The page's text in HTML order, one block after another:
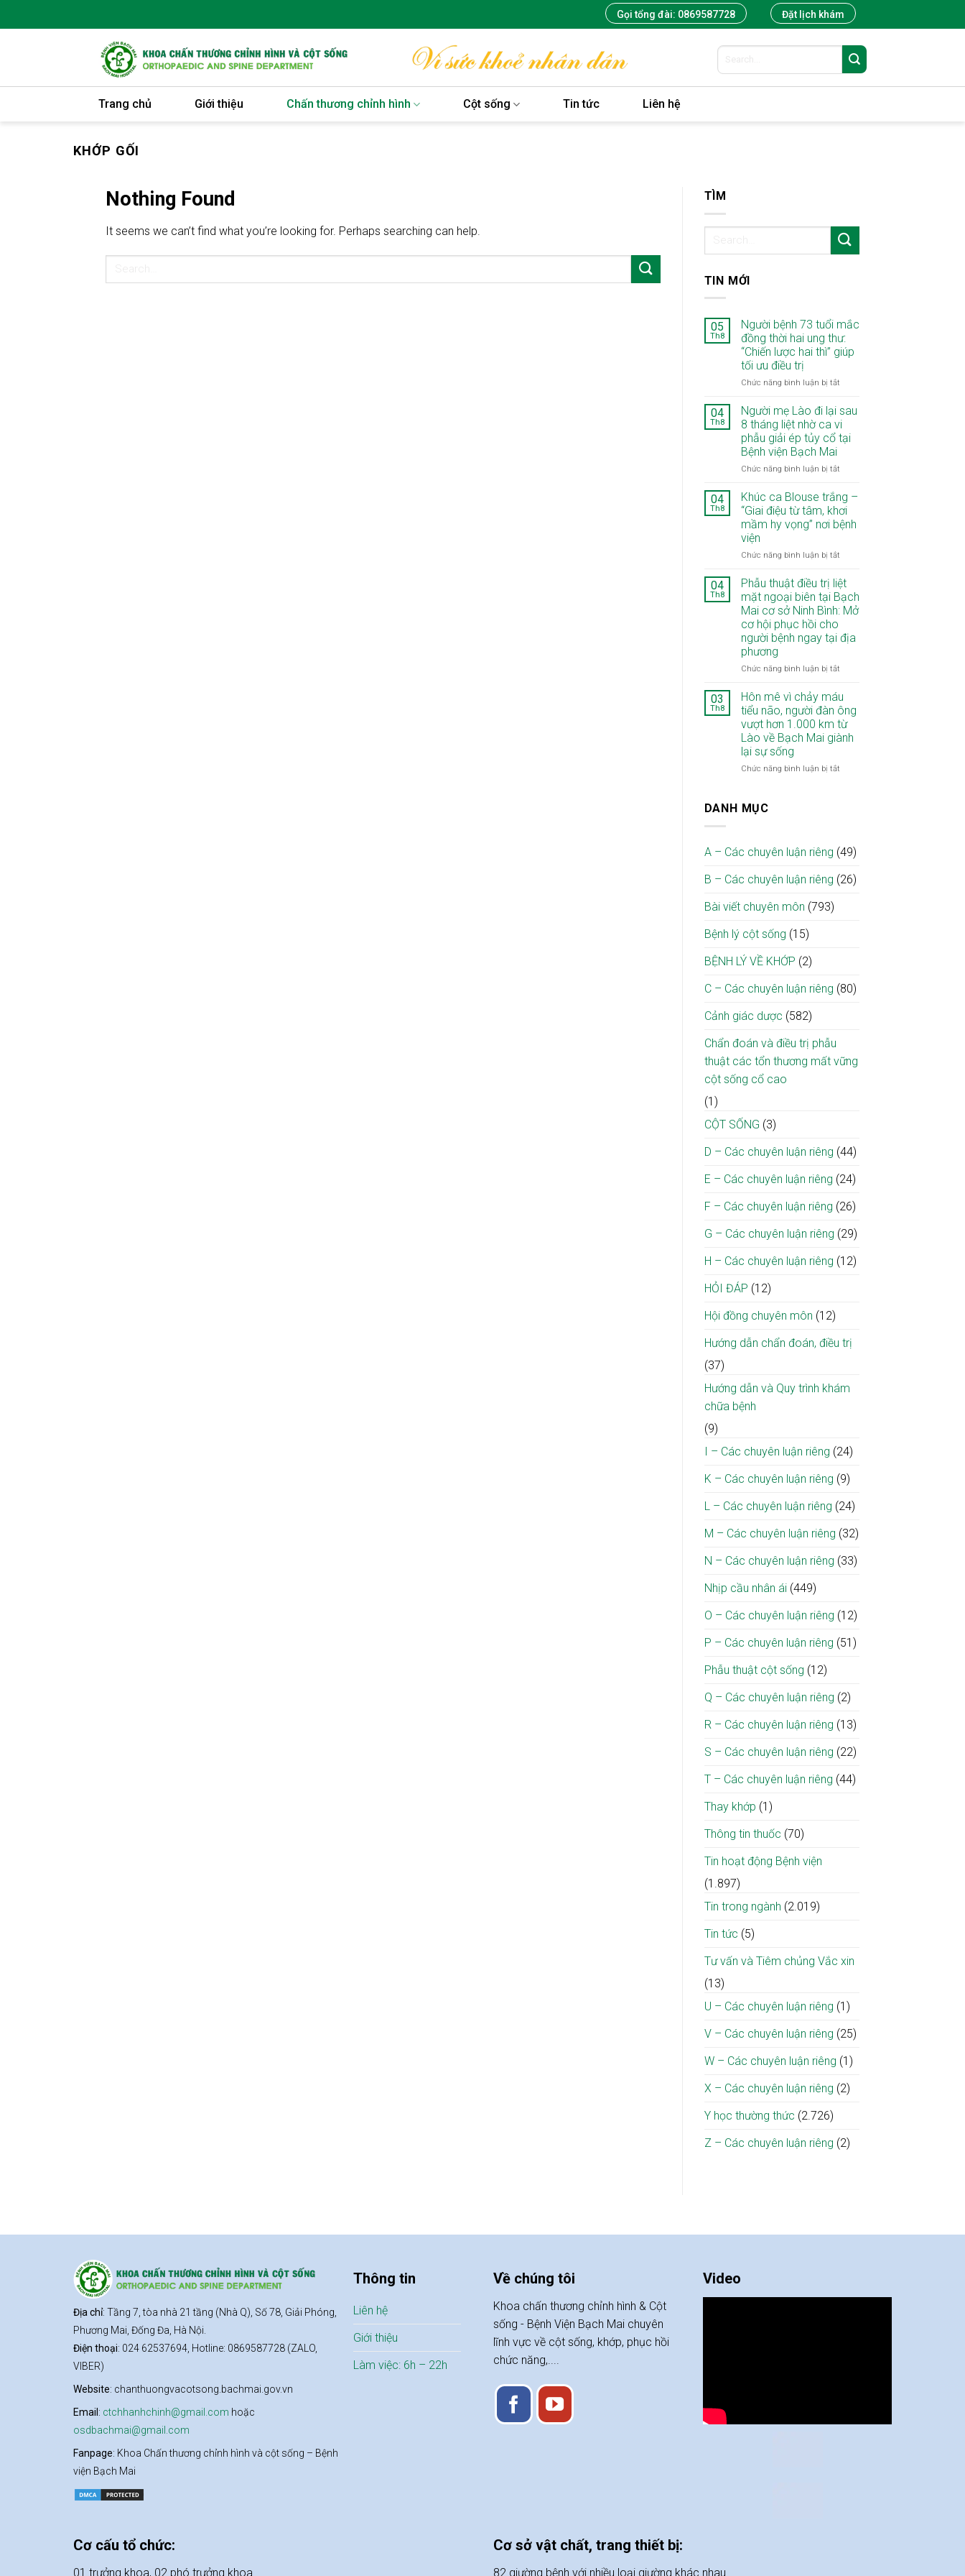
to
Gọi tổng đài: 0869587728 Đặt lịch khám
Trang chủ Giới thiệu Chấn thương chỉnh hình Cột sống Tin tức Liên hệ
KHỚP GỐI
Nothing Found
It seems we can’t find what you’re looking for. Perhaps searching can help.
TÌM
TIN MỚI
05
Th8
Người bệnh 73 tuổi mắc
đồng thời hai ung thư:
“Chiến lược hai thì” giúp
tối ưu điều trị
Chức năng bình luận bị tắtở
bệnh
73
tuổi
mắc
thời
thư:
“Chiến
lược
thì”
tối
ưu
điều
trị
04
Th8
Người mẹ Lào đi lại sau
8 tháng liệt nhờ ca vi
phẫu giải ép tủy cổ tại
Bệnh viện Bạch Mai
Chức năng bình luận bị tắtở
mẹ
Lào
đi
lại
8
liệt
nhờ
ca
vi
giải
Bệnh
viện
Bạch
Mai
04
Th8
Khúc ca Blouse trắng –
“Giai điệu từ tâm, khơi
mầm hy vọng” nơi bệnh
viện
Chức năng bình luận bị tắtở
ca
Blouse
trắng
–
điệu
hy
vọng”
nơi
bệnh
04
Th8
Phẫu thuật điều trị liệt
mặt ngoại biên tại Bạch
Mai cơ sở Ninh Bình: Mở
cơ hội phục hồi cho
người bệnh ngay tại địa
phương
Chức năng bình luận bị tắtở
thuật
điều
trị
liệt
mặt
biên
Bình:
cơ
hội
địa
phương
03
Th8
Hôn mê vì chảy máu
tiểu não, người đàn ông
vượt hơn 1.000 km từ
Lào về Bạch Mai giành
lại sự sống
Chức năng bình luận bị tắtở
não,
đàn
Bạch
DANH MỤC
A – Các chuyên luận riêng (49)
B – Các chuyên luận riêng (26)
Bài viết chuyên môn (793)
Bệnh lý cột sống (15)
BỆNH LÝ VỀ KHỚP (2)
C – Các chuyên luận riêng (80)
Cảnh giác dược (582)
Chẩn đoán và điều trị phẫu
thuật các tổn thương mất vững
cột sống cổ cao
(1)
CỘT SỐNG (3)
D – Các chuyên luận riêng (44)
E – Các chuyên luận riêng (24)
F – Các chuyên luận riêng (26)
G – Các chuyên luận riêng (29)
H – Các chuyên luận riêng (12)
HỎI ĐÁP (12)
Hội đồng chuyên môn (12)
Hướng dẫn chẩn đoán, điều trị
(37)
Hướng dẫn và Quy trình khám
chữa bệnh
(9)
I – Các chuyên luận riêng (24)
K – Các chuyên luận riêng (9)
L – Các chuyên luận riêng (24)
M – Các chuyên luận riêng (32)
N – Các chuyên luận riêng (33)
Nhịp cầu nhân ái(449)
O – Các chuyên luận riêng (12)
P – Các chuyên luận riêng (51)
Phẫu thuật cột sống (12)
Q – Các chuyên luận riêng (2)
R – Các chuyên luận riêng (13)
S – Các chuyên luận riêng (22)
T – Các chuyên luận riêng (44)
Thay khớp (1)
Thông tin thuốc (70)
Tin hoạt động Bệnh viện
(1.897)
Tin trong ngành (2.019)
Tin tức (5)
Tư vấn và Tiêm chủng Vắc xin
(13)
U – Các chuyên luận riêng (1)
V – Các chuyên luận riêng (25)
W – Các chuyên luận riêng (1)
X – Các chuyên luận riêng (2)
Y học thường thức (2.726)
Z – Các chuyên luận riêng (2)
Địa chỉ: Tầng 7, tòa nhà 21 tầng (Nhà Q), Số 78, Giải Phóng,
Phương Mai, Đống Đa, Hà Nội.
Điện thoại: 024 62537694, Hotline: 0869587728 (ZALO,
VIBER)
Website: chanthuongvacotsong.bachmai.gov.vn
Email : ctchhanhchinh@gmail.com hoặc
osdbachmai@gmail.com
Fanpage: Khoa Chấn thương chỉnh hình và cột sống – Bệnh
viện Bạch Mai
Thông tin
Liên hệ
Giới thiệu
Làm việc: 6h – 22h
Về chúng tôi
Khoa chấn thương chỉnh hình & Cột
sống - Bệnh Viện Bạch Mai chuyên
lĩnh vực về cột sống, khớp, phục hồi
chức năng,....
Video
Cơ cấu tổ chức:
01 trưởng khoa, 02 phó trưởng khoa
Cơ sở vật chất, trang thiết bị:
82 giường bệnh với nhiều loại giường khác nhau